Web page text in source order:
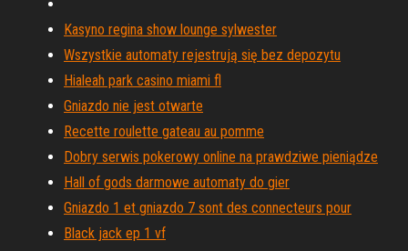
Kasyno regina show lounge sylwester
Wszystkie automaty rejestrują się bez depozytu
Hialeah park casino miami fl
Gniazdo nie jest otwarte
Recette roulette gateau au pomme
Dobry serwis pokerowy online na prawdziwe pieniądze
Hall of gods darmowe automaty do gier
Gniazdo 1 et gniazdo 7 sont des connecteurs pour
Black jack ep 1 vf